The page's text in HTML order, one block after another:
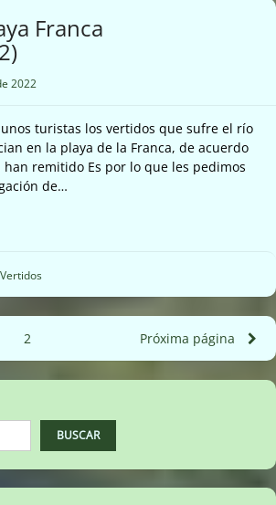
Franca
2022
turistas los vertidos que sufre el río
en la playa de la Franca, de acuerdo
han remitido Es por lo que les pedimos
de…
Vertidos
Página
2 Próxima página
BUSCAR